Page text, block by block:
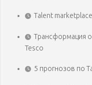
Talent
Трансформация
Tesco
5 прогнозов по